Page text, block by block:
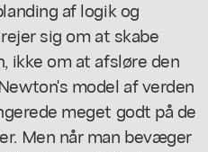
af logik og
sig om at skabe
ikke om at afsløre den
model af verden
meget godt på de
Men når man bevæger